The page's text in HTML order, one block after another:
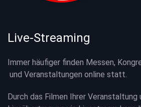
Live-Streaming
Immer häufiger finden Messen,
und Veranstaltungen online statt.
Durch das Filmen Ihrer Veranstaltung